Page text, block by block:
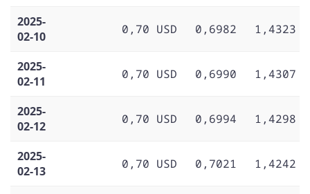
2025-
02-10
0,70 USD 0,6982 1,4323
2025-
02-11
0,70 USD 0,6990 1,4307
2025-
02-12
0,70 USD 0,6994 1,4298
2025-
02-13
0,70 USD 0,7021 1,4242